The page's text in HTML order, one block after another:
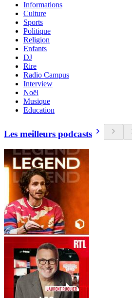
Informations
Culture
Sports
Politique
Religion
Enfants
DJ
Rire
Radio Campus
Interview
Noël
Musique
Education
Les meilleurs podcasts